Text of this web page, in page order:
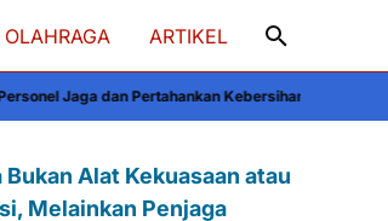
OLAHRAGA ARTIKEL
KebersihanViral di Media Sosial: Kondisi
Bukan Alat Kekuasaan atau
Melainkan Penjaga